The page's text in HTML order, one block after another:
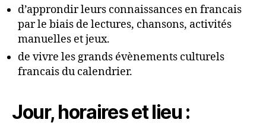
d’approndir leurs connaissances en francais
par le biais de lectures, chansons, activités
manuelles et jeux.
de vivre les grands évènements culturels
francais du calendrier.
Jour, horaires et lieu :